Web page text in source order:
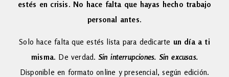
estés en crisis. No hace falta que hayas hecho trabajo
personal antes.
Solo hace falta que estés lista para dedicarte un día a ti
misma. De verdad.Sin interrupciones. Sin excusas.
Disponible en formato online y presencial, según edición.